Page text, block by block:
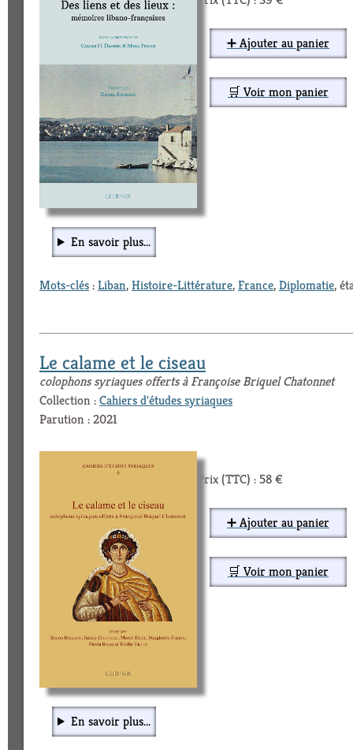
➕ Ajouter au panier
🛒 Voir mon panier
En savoir plus...
Mots-clés:Liban,Histoire-Littérature,France,Diplomatie,
Le calame et le ciseau
colophons syriaques offerts à Françoise Briquel Chatonnet
Collection :Cahiers d'études syriaques
Parution : 2021
Prix (TTC) : 58 €
➕ Ajouter au panier
🛒 Voir mon panier
En savoir plus...